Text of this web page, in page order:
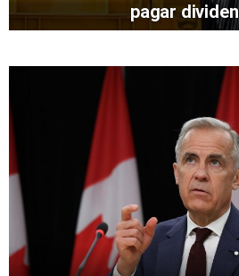
pagar